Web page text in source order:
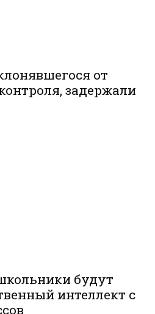
от
задержали
будут
интеллект с